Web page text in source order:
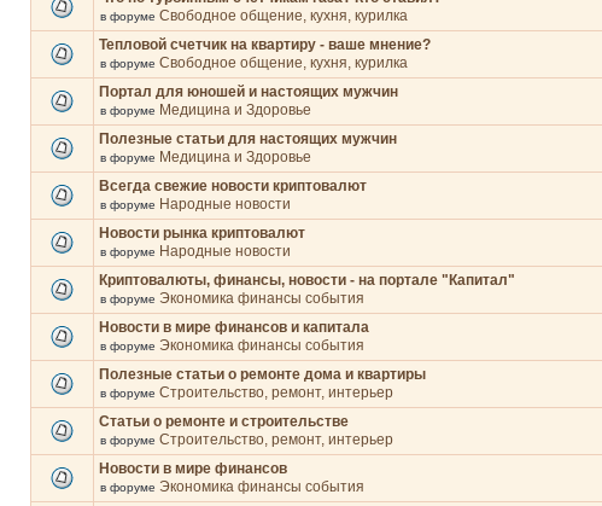
в форуме Свободное общение, кухня, курилка
Тепловой счетчик на квартиру - ваше мнение?
в форуме Свободное общение, кухня, курилка
Портал для юношей и настоящих мужчин
в форуме Медицина и Здоровье
Полезные статьи для настоящих мужчин
в форуме Медицина и Здоровье
Всегда свежие новости криптовалют
в форуме Народные новости
Новости рынка криптовалют
в форуме Народные новости
Криптовалюты, финансы, новости - на портале "Капитал"
в форуме Экономика финансы события
Новости в мире финансов и капитала
в форуме Экономика финансы события
Полезные статьи о ремонте дома и квартиры
в форуме Строительство, ремонт, интерьер
Статьи о ремонте и строительстве
в форуме Строительство, ремонт, интерьер
Новости в мире финансов
в форуме Экономика финансы события